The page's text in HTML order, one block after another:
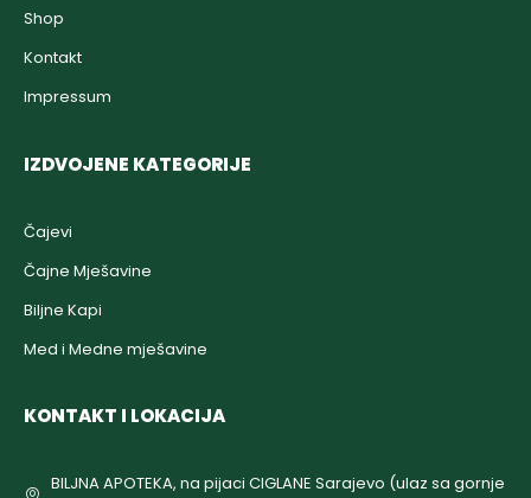
Shop
Kontakt
Impressum
IZDVOJENE KATEGORIJE
Čajevi
Čajne Mješavine
Biljne Kapi
Med i Medne mješavine
KONTAKT I LOKACIJA
BILJNA APOTEKA, na pijaci CIGLANE Sarajevo (ulaz sa gornje